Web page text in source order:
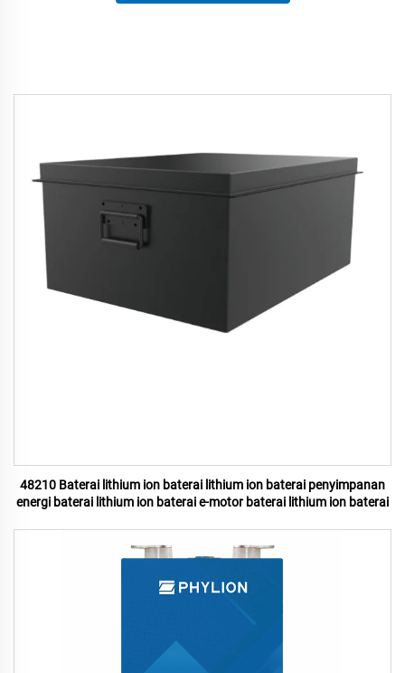
48210 Baterai lithium ion baterai lithium ion baterai penyimpanan
energi baterai lithium ion baterai e-motor baterai lithium ion baterai